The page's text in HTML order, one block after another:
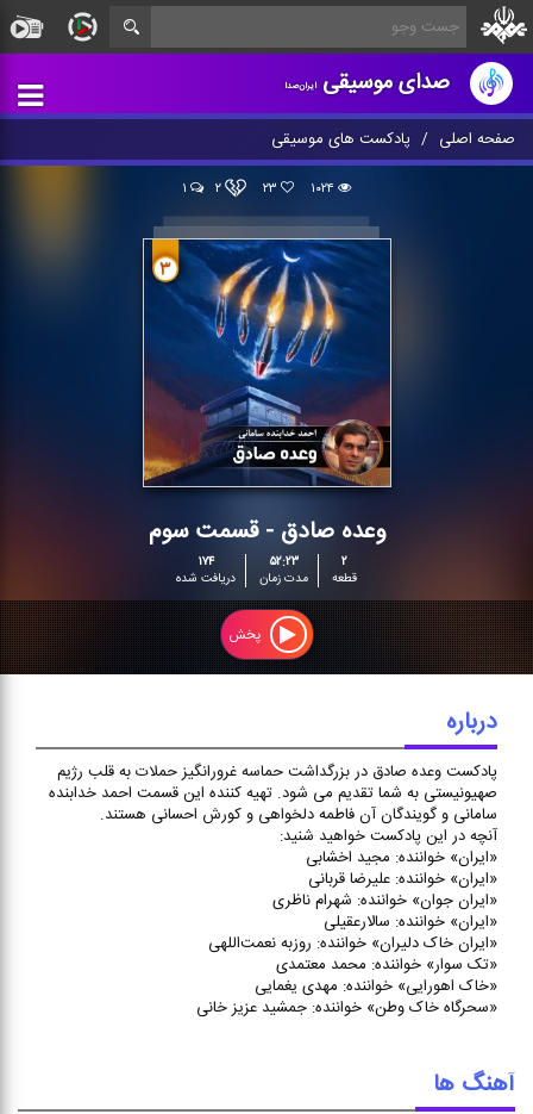
صدای موسیقیایران‌صدا
صفحه اصلی پادکست های موسیقی
۱۰۲۴ ۲۳ ۲ ۱
پادکست وعده صادق در
بزرگداشت حماسه غرورانگیز
حملات به قلب رژیم صهیونیستی
به شما تقدیم می شود. تهیه
کننده این قسمت احمد خدابنده
سامانی و گویندگان آن فاطمه
دلخواهی و کورش احسانی
وعده صادق - قسمت سوم
۲
قطعه
۵۲:۲۳
مدت زمان
۱۷۴
دریافت شده
پخش
درباره
پادکست وعده صادق در بزرگداشت حماسه غرورانگیز حملات به قلب رژیم
صهیونیستی به شما تقدیم می شود. تهیه کننده این قسمت احمد خدابنده
سامانی و گویندگان آن فاطمه دلخواهی و کورش احسانی هستند.
آنچه در این پادکست خواهید شنید:
«ایران» خواننده: مجید اخشابی
«ایران» خواننده: علیرضا قربانی
«ایران جوان» خواننده: شهرام ناظری
«ایران» خواننده: سالارعقیلی
«ایران خاک دلیران» خواننده: روزبه نعمت‌اللهی
«تک سوار» خواننده: محمد معتمدی
«خاک اهورایی» خواننده: مهدی یغمایی
«سحرگاه خاک وطن» خواننده: جمشید عزیز خانی
آهنگ ها